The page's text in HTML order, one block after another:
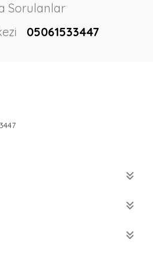
Sorulanlar
05061533447